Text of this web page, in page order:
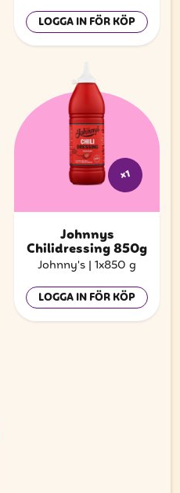
LOGGA IN FÖR KÖP
x1
Johnnys
Chilidressing 850g
Johnny's | 1x850 g
LOGGA IN FÖR KÖP